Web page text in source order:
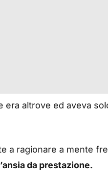
altrove ed aveva
a ragionare a mente
da prestazione.